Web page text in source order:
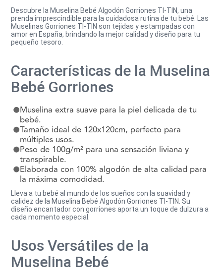
Descubre la Muselina Bebé Algodón Gorriones TI-TIN, una
prenda imprescindible para la cuidadosa rutina de tu bebé. Las
Muselinas Gorriones TI-TIN son tejidas y estampadas con
amor en España, brindando la mejor calidad y diseño para tu
pequeño tesoro.
Características de la Muselina
Bebé Gorriones
Muselina extra suave para la piel delicada de tu
bebé.
Tamaño ideal de 120x120cm, perfecto para
múltiples usos.
Peso de 100g/m² para una sensación liviana y
transpirable.
Elaborada con 100% algodón de alta calidad para
la máxima comodidad.
Lleva a tu bebé al mundo de los sueños con la suavidad y
calidez de la Muselina Bebé Algodón Gorriones TI-TIN. Su
diseño encantador con gorriones aporta un toque de dulzura a
cada momento especial.
Usos Versátiles de la
Muselina Bebé